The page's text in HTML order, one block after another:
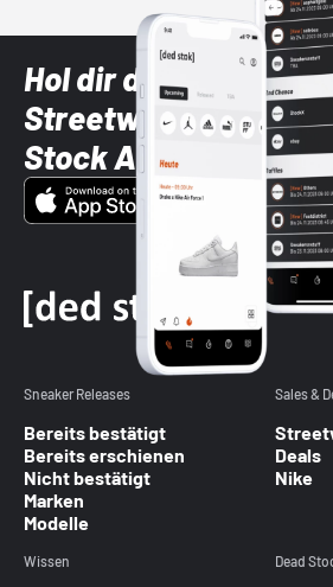
Hol dir die neuesten
Streetwear-Brands
Stock App
Sneaker Releases
Bereits bestätigt
Bereits erschienen
Nicht bestätigt
Marken
Modelle
Sales &
Deals
Nike
Wissen Dead